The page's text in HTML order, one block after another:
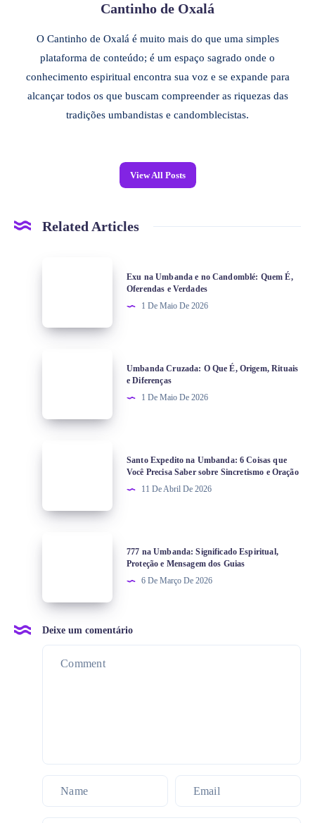
Cantinho de Oxalá
O Cantinho de Oxalá é muito mais do que uma simples
plataforma de conteúdo; é um espaço sagrado onde o
conhecimento espiritual encontra sua voz e se expande para
alcançar todos os que buscam compreender as riquezas das
tradições umbandistas e candomblecistas.
View All Posts
Related Articles
Exu na Umbanda e no Candomblé: Quem É,
Oferendas e Verdades
1 De Maio De 2026
Umbanda Cruzada: O Que É, Origem, Rituais
e Diferenças
1 De Maio De 2026
Santo Expedito na Umbanda: 6 Coisas que
Você Precisa Saber sobre Sincretismo e Oração
11 De Abril De 2026
777 na Umbanda: Significado Espiritual,
Proteção e Mensagem dos Guias
6 De Março De 2026
Deixe um comentário